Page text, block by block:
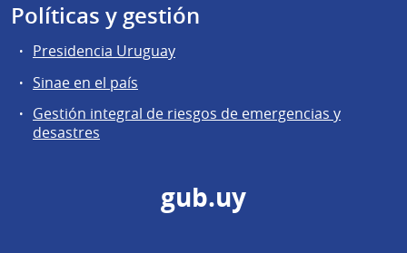
Políticas y gestión
Presidencia Uruguay
Sinae en el país
Gestión integral de riesgos de emergencias y
desastres
gub.uy